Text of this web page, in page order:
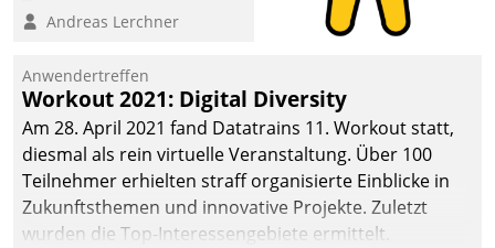
Teilnehmer kurzweilige
Cloud-Strategien und -
Lösungen mit hohem
Zukunftspotenzial.
Andreas Lerchner
Anwendertreffen
Workout 2021: Digital Diversity
Am 28. April 2021 fand Datatrains 11. Workout statt,
diesmal als rein virtuelle Veranstaltung. Über 100
Teilnehmer erhielten straff organisierte Einblicke in
Zukunftsthemen und innovative Projekte. Zuletzt
wurden die Top-Interessengebiete ermittelt.